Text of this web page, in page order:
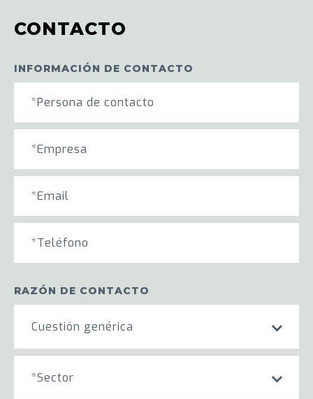
CONTACTO
INFORMACIÓN DE CONTACTO
RAZÓN DE CONTACTO
Cuestión genérica
*Sector